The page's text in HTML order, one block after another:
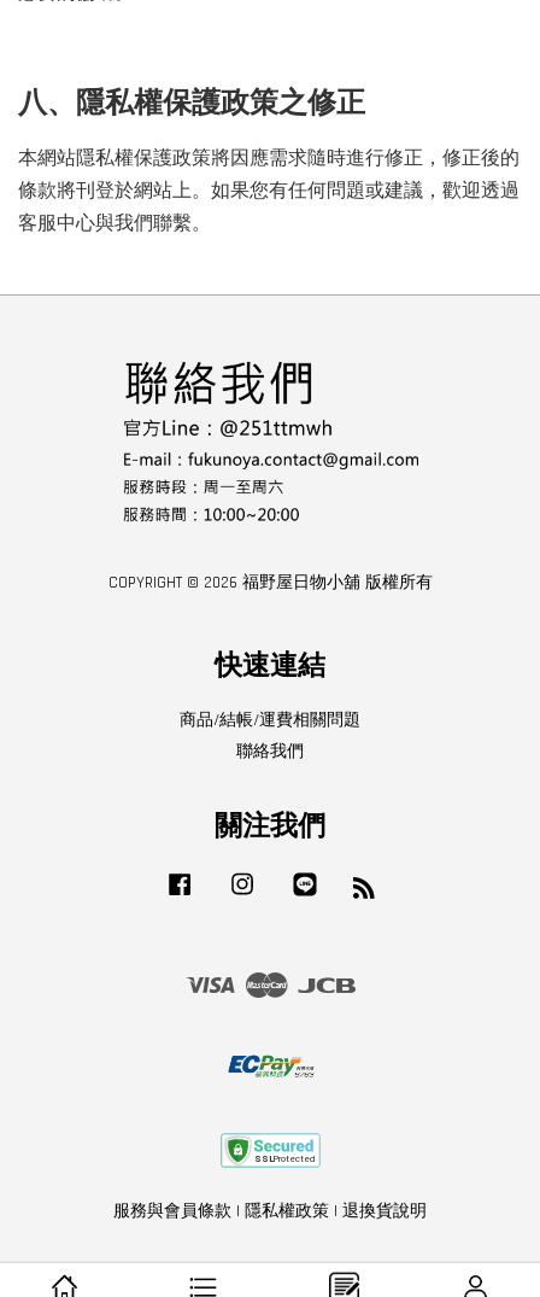
八、隱私權保護政策之修正
本網站隱私權保護政策將因應需求隨時進行修正，修正後的
條款將刊登於網站上。如果您有任何問題或建議，歡迎透過
客服中心與我們聯繫。
COPYRIGHT © 2026 福野屋日物小舖 版權所有
快速連結
商品/結帳/運費相關問題
聯絡我們
關注我們
Facebook Instagram
Visa Master
服務與會員條款 | 隱私權政策 | 退換貨說明